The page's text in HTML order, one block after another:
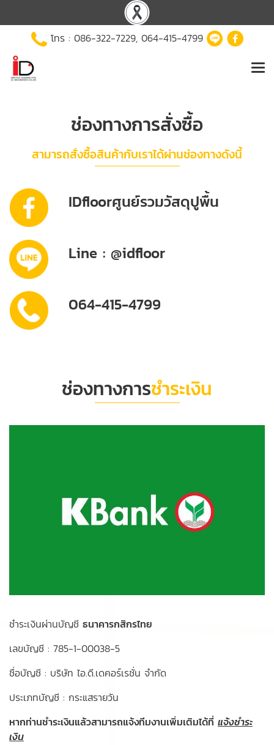
โทร : 086-322-7229, 064-415-4799
ช่องทางการสั่งซื้อ
สามารถสั่งซื้อสินค้ากับเราได้ผ่านช่องทางดังนี้
IDfloorศูนย์รวมวัสดุปูพื้น
Line : @idfloor
064-415-4799
ช่องทางการชำระเงิน
ชำระเงินผ่านบัญชี ธนาคารกสิกรไทย
เลขบัญชี : 785-1-00038-5
ชื่อบัญชี : บริษัท ไอ.ดี.เดคอร์เรชั่น จำกัด
ประเภทบัญชี : กระแสรายวัน
หากท่านชำระเงินแล้วสามารถแจ้งทีมงานเพิ่มเติมได้ที่ แจ้งชำระ
เงิน